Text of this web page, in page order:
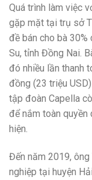
Quá trình làm việc
gặp mặt tại trụ sở
đề bán cho bà 30%
Su, tỉnh Đồng Nai.
đó nhiều lần thanh
đồng (23 triệu
tập đoàn Capella
để nắm toàn
hiện.
Đến năm 2019,
nghiệp tại huyện